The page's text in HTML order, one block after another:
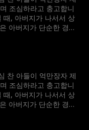
조심하라고 충고합니
때, 아버지가 나서서 상
아버지가 단순한 경비
찬 아들이 억만장자 제
조심하라고 충고합니
때, 아버지가 나서서 상
아버지가 단순한 경비